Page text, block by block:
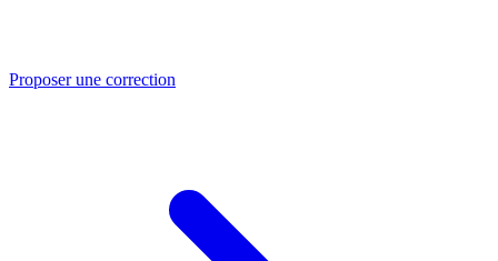
Proposer une correction